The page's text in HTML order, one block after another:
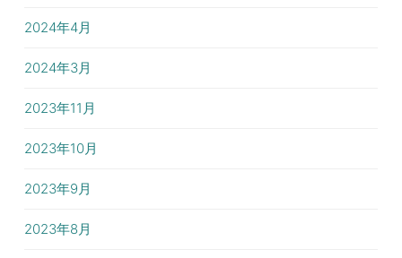
2024年4月
2024年3月
2023年11月
2023年10月
2023年9月
2023年8月